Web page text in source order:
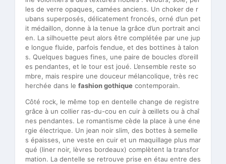
les de verre opaques, camées anciens. Un choker de r
ubans superposés, délicatement froncés, orné d’un pet
it médaillon, donne à la tenue la grâce d’un portrait anci
en. La silhouette peut alors être complétée par une jup
e longue fluide, parfois fendue, et des bottines à talon
s. Quelques bagues fines, une paire de boucles d’oreill
es pendantes, et le tour est joué. L’ensemble reste so
mbre, mais respire une douceur mélancolique, très rec
herchée dans le fashion gothique contemporain.
Côté rock, le même top en dentelle change de registre
grâce à un collier ras-du-cou en cuir à œillets ou à chaî
nes pendantes. Le romantisme cède la place à une éne
rgie électrique. Un jean noir slim, des bottes à semelle
s épaisses, une veste en cuir et un maquillage plus mar
qué (liner noir, lèvres bordeaux) complètent la transfor
mation. La dentelle se retrouve prise en étau entre des